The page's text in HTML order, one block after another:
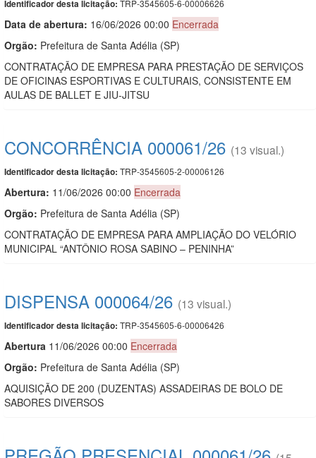
Identificador desta licitação: TRP-3545605-6-00006626
Data de abertura: 16/06/2026 00:00 Encerrada
Orgão: Prefeitura de Santa Adélia (SP)
CONTRATAÇÃO DE EMPRESA PARA PRESTAÇÃO DE SERVIÇOS
DE OFICINAS ESPORTIVAS E CULTURAIS, CONSISTENTE EM
AULAS DE BALLET E JIU-JITSU
CONCORRÊNCIA 000061/26 (13 visual.)
Identificador desta licitação: TRP-3545605-2-00006126
Abertura: 11/06/2026 00:00 Encerrada
Orgão: Prefeitura de Santa Adélia (SP)
CONTRATAÇÃO DE EMPRESA PARA AMPLIAÇÃO DO VELÓRIO
MUNICIPAL “ANTÔNIO ROSA SABINO – PENINHA”
DISPENSA 000064/26 (13 visual.)
Identificador desta licitação: TRP-3545605-6-00006426
Abertura 11/06/2026 00:00 Encerrada
Orgão: Prefeitura de Santa Adélia (SP)
AQUISIÇÃO DE 200 (DUZENTAS) ASSADEIRAS DE BOLO DE
SABORES DIVERSOS